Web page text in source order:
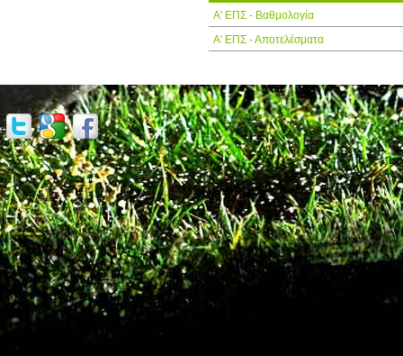
Α' ΕΠΣ - Βαθμολογία
Α' ΕΠΣ - Αποτελέσματα